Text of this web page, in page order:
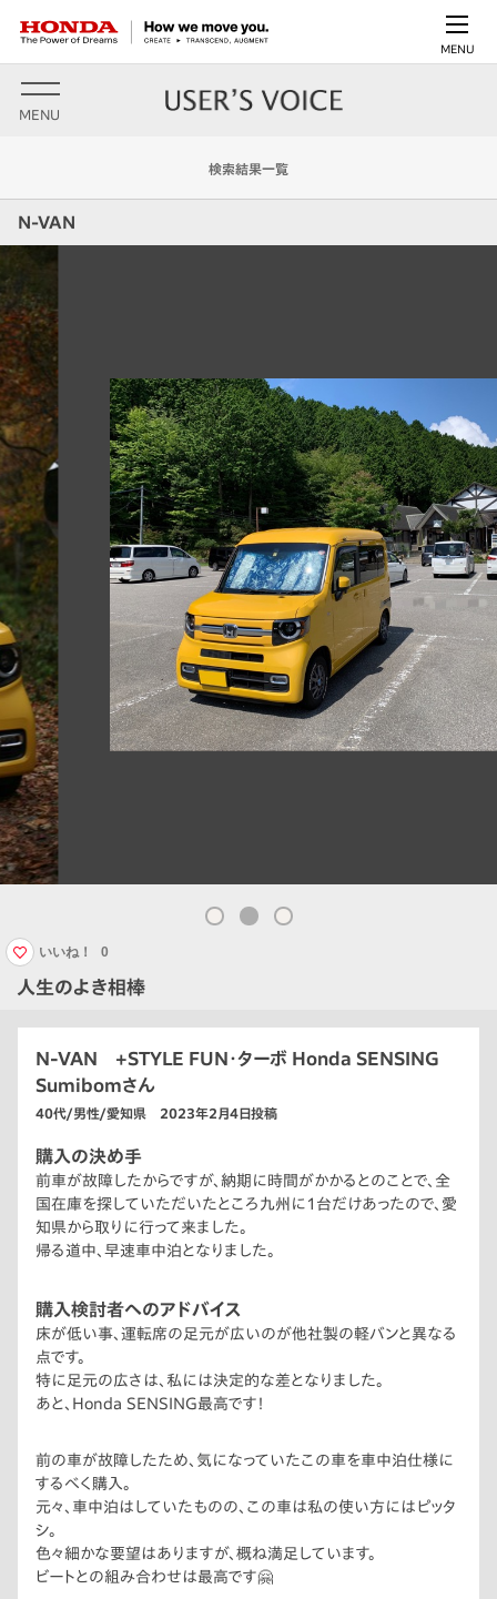
MENU
MENU
検索結果一覧
N-VAN
人生のよき相棒
いいね！ 0
N-VAN +STYLE FUN・ターボ Honda SENSING
Sumibomさん
40代/男性/愛知県 2023年2月4日投稿
購入の決め手
前車が故障したからですが、納期に時間がかかるとのことで、全
国在庫を探していただいたところ九州に1台だけあったので、愛
知県から取りに行って来ました。
帰る道中、早速車中泊となりました。
購入検討者へのアドバイス
床が低い事、運転席の足元が広いのが他社製の軽バンと異なる
点です。
特に足元の広さは、私には決定的な差となりました。
あと、Honda SENSING最高です！
前の車が故障したため、気になっていたこの車を車中泊仕様に
するべく購入。
元々、車中泊はしていたものの、この車は私の使い方にはピッタ
シ。
色々細かな要望はありますが、概ね満足しています。
ビートとの組み合わせは最高です🤗